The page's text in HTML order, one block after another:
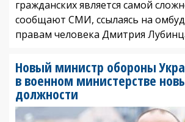
гражданских является самой
сообщают СМИ, ссылаясь на
правам человека Дмитрия
Новый министр обороны
в военном министерстве
должности